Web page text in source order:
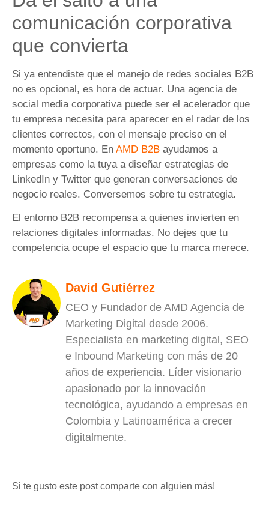
comunicación corporativa
que convierta
Si ya entendiste que el manejo de redes sociales B2B
no es opcional, es hora de actuar. Una agencia de
social media corporativa puede ser el acelerador que
tu empresa necesita para aparecer en el radar de los
clientes correctos, con el mensaje preciso en el
momento oportuno. En AMD B2B ayudamos a
empresas como la tuya a diseñar estrategias de
LinkedIn y Twitter que generan conversaciones de
negocio reales. Conversemos sobre tu estrategia.
El entorno B2B recompensa a quienes invierten en
relaciones digitales informadas. No dejes que tu
competencia ocupe el espacio que tu marca merece.
David Gutiérrez
CEO y Fundador de AMD Agencia de
Marketing Digital desde 2006.
Especialista en marketing digital, SEO
e Inbound Marketing con más de 20
años de experiencia. Líder visionario
apasionado por la innovación
tecnológica, ayudando a empresas en
Colombia y Latinoamérica a crecer
digitalmente.
Si te gusto este post comparte con alguien más!